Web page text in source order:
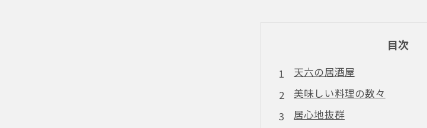
目次
天六の居酒屋
美味しい料理の数々
居心地抜群